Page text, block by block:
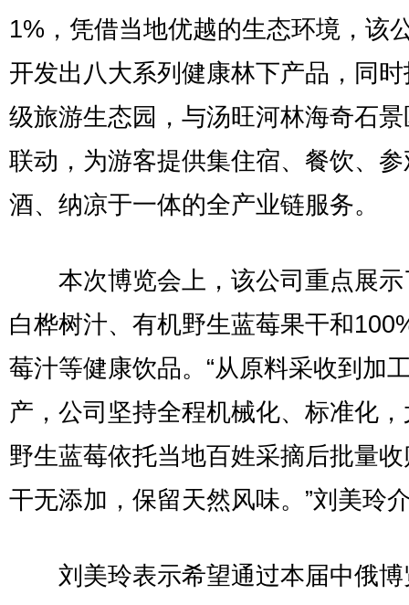
1%，凭借当地优越的生态环境，该
开发出八大系列健康林下产品，同
级旅游生态园，与汤旺河林海奇石
联动，为游客提供集住宿、餐饮、
酒、纳凉于一体的全产业链服务。
本次博览会上，该公司重点展示
白桦树汁、有机野生蓝莓果干和
莓汁等健康饮品。“从原料采收到加
产，公司坚持全程机械化、标准化
野生蓝莓依托当地百姓采摘后批量
干无添加，保留天然风味。”刘美玲
刘美玲表示希望通过本届中俄博